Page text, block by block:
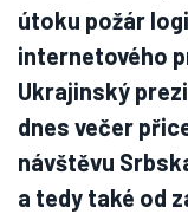
útoku požár
internetového
Ukrajinský
dnes večer
návštěvu
a tedy také od